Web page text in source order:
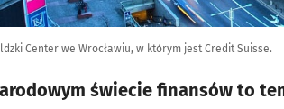
Center we Wrocławiu, w którym jest Credit Suisse.
świecie finansów to